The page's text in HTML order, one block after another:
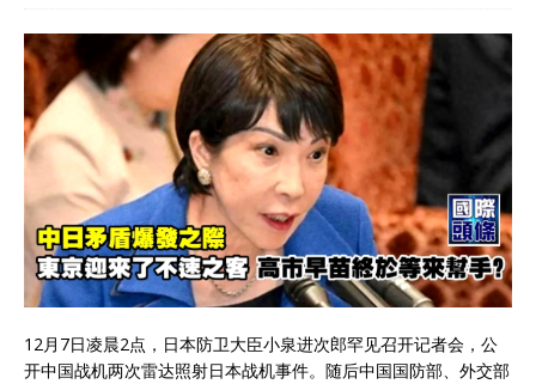
12月7日凌晨2点，日本防卫大臣小泉进次郎罕见召开记者会，公
开中国战机两次雷达照射日本战机事件。随后中国国防部、外交部